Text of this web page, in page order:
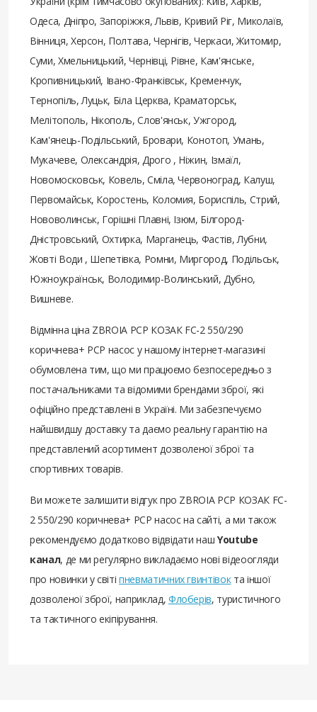
Одеса, Дніпро, Запоріжжя, Львів, Кривий Ріг, Миколаїв,
Вінниця, Херсон, Полтава, Чернігів, Черкаси, Житомир,
Суми, Хмельницький, Чернівці, Рівне, Кам'янське,
Кропивницький, Івано-Франківськ, Кременчук,
Тернопіль, Луцьк, Біла Церква, Краматорськ,
Мелітополь, Нікополь, Слов'янськ, Ужгород,
Кам'янець-Подільський, Бровари, Конотоп, Умань,
Мукачеве, Олександрія, Дрого , Ніжин, Ізмаїл,
Новомосковськ, Ковель, Сміла, Червоноград, Калуш,
Первомайськ, Коростень, Коломия, Бориспіль, Стрий,
Нововолинськ, Горішні Плавні, Ізюм, Білгород-
Дністровський, Охтирка, Марганець, Фастів, Лубни,
Жовті Води , Шепетівка, Ромни, Миргород, Подільськ,
Южноукраїнськ, Володимир-Волинський, Дубно,
Вишневе.
Відмінна ціна ZBROIA PCP КОЗАК FC-2 550/290
коричнева+ РСР насос у нашому інтернет-магазині
обумовлена ​​тим, що ми працюємо безпосередньо з
постачальниками та відомими брендами зброї, які
офіційно представлені в Україні. Ми забезпечуємо
найшвидшу доставку та даємо реальну гарантію на
представлений асортимент дозволеної зброї та
спортивних товарів.
Ви можете залишити відгук про ZBROIA PCP КОЗАК FC-
2 550/290 коричнева+ РСР насос на сайті, а ми також
рекомендуємо додатково відвідати нашYoutube
канал, де ми регулярно викладаємо нові відеоогляди
про новинки у світіпневматичних гвинтівокта іншої
дозволеної зброї, наприклад, Флоберів, туристичного
та тактичного екіпірування.